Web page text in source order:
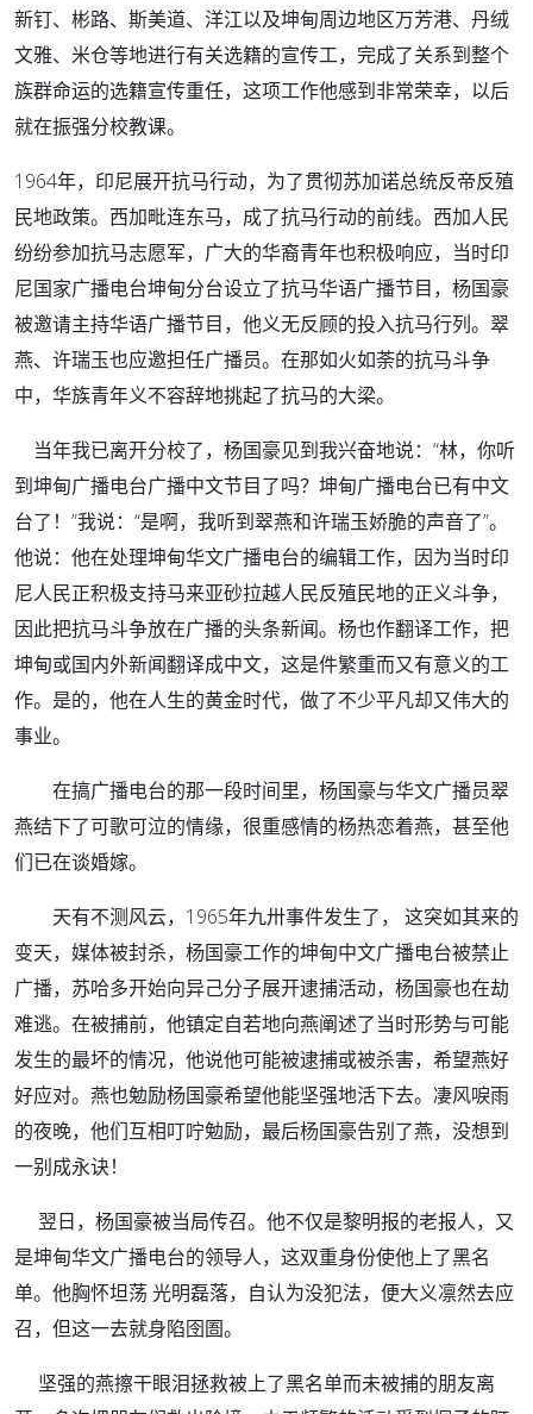
新钉、彬路、斯美道、洋江以及坤甸周边地区万芳港、丹绒
文雅、米仓等地进行有关选籍的宣传工，完成了关系到整个
族群命运的选籍宣传重任，这项工作他感到非常荣幸，以后
就在振强分校教课。
1964年，印尼展开抗马行动，为了贯彻苏加诺总统反帝反殖
民地政策。西加毗连东马，成了抗马行动的前线。西加人民
纷纷参加抗马志愿军，广大的华裔青年也积极响应，当时印
尼国家广播电台坤甸分台设立了抗马华语广播节目，杨国豪
被邀请主持华语广播节目，他义无反顾的投入抗马行列。翠
燕、许瑞玉也应邀担任广播员。在那如火如荼的抗马斗争
中，华族青年义不容辞地挑起了抗马的大梁。
当年我已离开分校了，杨国豪见到我兴奋地说：“林，你听
到坤甸广播电台广播中文节目了吗？坤甸广播电台已有中文
台了！”我说：“是啊，我听到翠燕和许瑞玉娇脆的声音了”。
他说：他在处理坤甸华文广播电台的编辑工作，因为当时印
尼人民正积极支持马来亚砂拉越人民反殖民地的正义斗争，
因此把抗马斗争放在广播的头条新闻。杨也作翻译工作，把
坤甸或国内外新闻翻译成中文，这是件繁重而又有意义的工
作。是的，他在人生的黄金时代，做了不少平凡却又伟大的
事业。
在搞广播电台的那一段时间里，杨国豪与华文广播员翠
燕结下了可歌可泣的情缘，很重感情的杨热恋着燕，甚至他
们已在谈婚嫁。
天有不测风云，1965年九卅事件发生了， 这突如其来的
变天，媒体被封杀，杨国豪工作的坤甸中文广播电台被禁止
广播，苏哈多开始向异己分子展开逮捕活动，杨国豪也在劫
难逃。在被捕前，他镇定自若地向燕阐述了当时形势与可能
发生的最坏的情况，他说他可能被逮捕或被杀害，希望燕好
好应对。燕也勉励杨国豪希望他能坚强地活下去。凄风唳雨
的夜晚，他们互相叮咛勉励，最后杨国豪告别了燕，没想到
一别成永诀！
翌日，杨国豪被当局传召。他不仅是黎明报的老报人，又
是坤甸华文广播电台的领导人，这双重身份使他上了黑名
单。他胸怀坦荡 光明磊落，自认为没犯法，便大义凛然去应
召，但这一去就身陷囹圄。
坚强的燕擦干眼泪拯救被上了黑名单而未被捕的朋友离